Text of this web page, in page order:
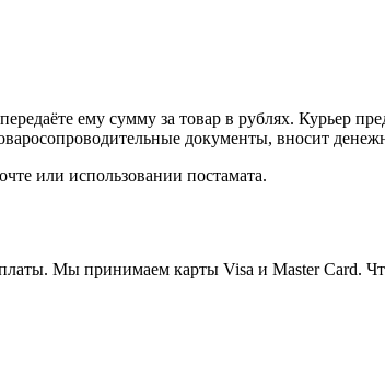
ему сумму за товар в рублях. Курьер
документы, вносит
или использовании постамата.
Мы принимаем карты Visa и Master Card.